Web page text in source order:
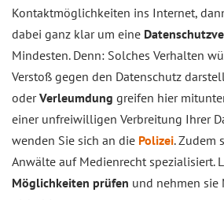
Kontaktmöglichkeiten ins Internet,
dabei ganz klar um eine
Mindesten. Denn: Solches Verhalten
Verstoß gegen den Datenschutz
oderVerleumdung greifen hier
einer unfreiwilligen Verbreitung Ihrer
wenden Sie sich an die Polizei. Zudem
Anwälte auf Medienrecht spezialisiert.
Möglichkeiten prüfen und nehmen sie